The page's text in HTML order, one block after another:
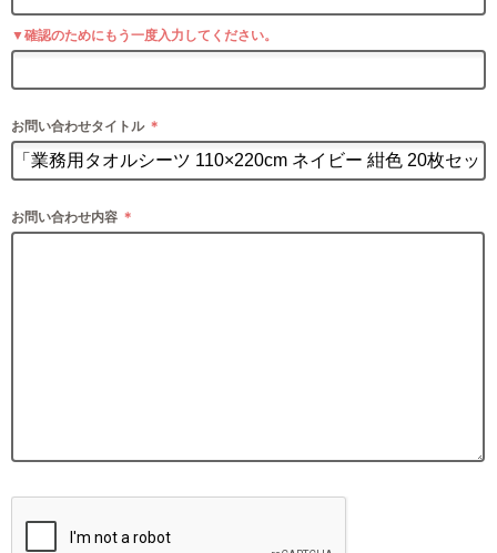
▼確認のためにもう一度入力してください。
お問い合わせタイトル ＊
お問い合わせ内容 ＊